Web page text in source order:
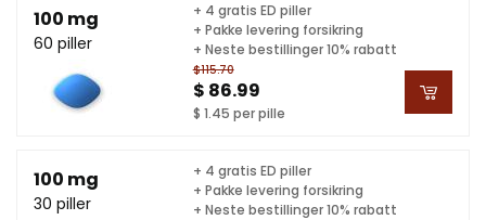
100 mg
60 piller
$115.70
$ 86.99
$ 1.45 per pille
+ 4 gratis ED piller
+ Pakke levering forsikring
+ Neste bestillinger 10% rabatt
100 mg
30 piller
+ 4 gratis ED piller
+ Pakke levering forsikring
+ Neste bestillinger 10% rabatt